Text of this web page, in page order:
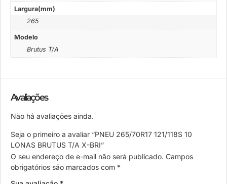
Largura(mm)
265
Modelo
Brutus T/A
Avaliações
Não há avaliações ainda.
Seja o primeiro a avaliar “PNEU 265/70R17 121/118S 10
LONAS BRUTUS T/A X-BRI”
O seu endereço de e-mail não será publicado. Campos
obrigatórios são marcados com *